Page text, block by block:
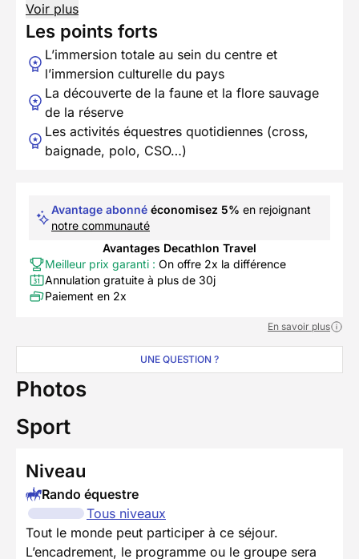
Voir plus
Les points forts
L’immersion totale au sein du centre et
l’immersion culturelle du pays
La découverte de la faune et la flore sauvage
de la réserve
Les activités équestres quotidiennes (cross,
baignade, polo, CSO…)
Avantage abonné économisez 5% en rejoignant
notre communauté
Avantages Decathlon Travel
Meilleur prix garanti : On offre 2x la différence
Annulation gratuite à plus de 30j
Paiement en 2x
En savoir plus
UNE QUESTION ?
Photos
Sport
Niveau
Rando équestre
Tous niveaux
Tout le monde peut participer à ce séjour.
L’encadrement, le programme ou le groupe sera